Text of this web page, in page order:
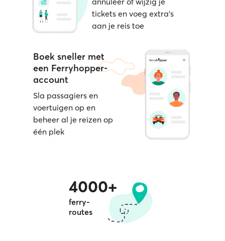
tickets en voeg extra's
aan je reis toe
Boek sneller met
een Ferryhopper-
account
Sla passagiers en
voertuigen op en
beheer al je reizen op
één plek
4000+
ferry-
routes